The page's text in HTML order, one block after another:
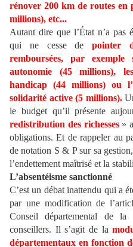
rénover 200 km de routes en
millions), etc...
Autant dire que l’État n’a pas
qui ne cesse depointer
remboursées, par exemple
autonomie (45 millions),
handicap (44 millions) ou
solidarité active (5 millions).
le budget qu’il présente
redistribution des richesses»
obligations. Et de rappeler au
de notation S & P sur sa
l’endettement maîtrisé et la
L’absentéisme sanctionné
C’est un débat inattendu qui a
par une modification de
Conseil départemental de
conseillers. Il s’agit de la
départementaux en fonction